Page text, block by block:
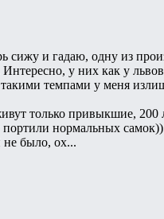
сижу и гадаю, одну из
у них как у
темпами у меня
только привыкшие, 200
нормальных
не было, ох...